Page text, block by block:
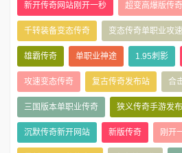
新开传奇网站刚开一秒 超变高爆版传
千转装备变态传奇 变态传奇单职业攻速
雄霸传奇 单职业神途 1.95刺影
攻速变态传奇 复古传奇发布站 合
三国版本单职业传奇 狭义传奇手游发
沉默传奇新开网站 新版传奇 刚开